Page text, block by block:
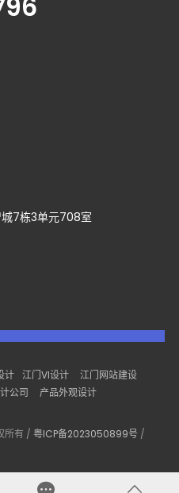
7栋3单元708室
计 江门VI设计
江门网站建设
公司
产品外观设计
所有 / 粤ICP备2023050899号 /